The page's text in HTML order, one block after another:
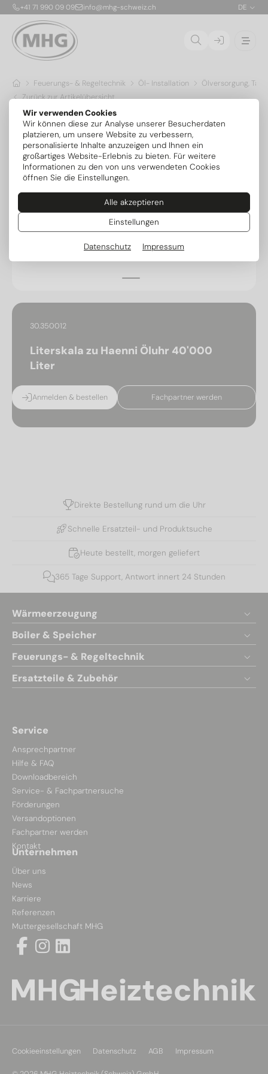
Wir verwenden Cookies
Wir können diese zur Analyse unserer Besucherdaten
platzieren, um unsere Website zu verbessern,
personalisierte Inhalte anzuzeigen und Ihnen ein
großartiges Website-Erlebnis zu bieten. Für weitere
Informationen zu den von uns verwendeten Cookies
öffnen Sie die Einstellungen.
Alle akzeptieren
Einstellungen
Datenschutz Impressum
+41 71 990 09 09 info@mhg-schweiz.ch DE
Feuerungs- & Regeltechnik Öl- Installation
Ölversorgung,
Zurück zur Artikelübersicht
30.350012
Literskala zu Haenni Öluhr 40'000
Liter
Anmelden & bestellen Fachpartner werden
Direkte Bestellung rund um die Uhr
Schnelle Ersatzteil- und Produktsuche
Heute bestellt, morgen geliefert
365 Tage Support, Antwort innert 24 Stunden
Wärmeerzeugung
Boiler & Speicher
Feuerungs- & Regeltechnik
Ersatzteile & Zubehör
Service
Ansprechpartner
Hilfe & FAQ
Downloadbereich
Service- & Fachpartnersuche
Förderungen
Versandoptionen
Fachpartner werden
Kontakt
Unternehmen
Über uns
News
Karriere
Referenzen
Muttergesellschaft MHG
Cookieeinstellungen Datenschutz AGB Impressum